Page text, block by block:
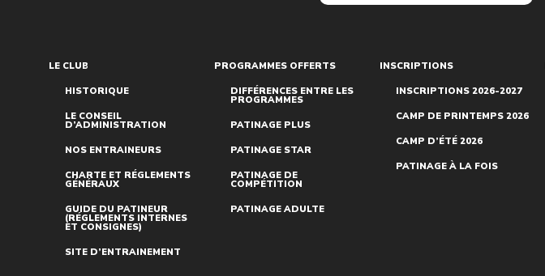
LE CLUB
HISTORIQUE
LE CONSEIL
D’ADMINISTRATION
NOS ENTRAINEURS
CHARTE ET RÉGLEMENTS
GÉNÉRAUX
GUIDE DU PATINEUR
(RÉGLEMENTS INTERNES
ET CONSIGNES)
SITE D’ENTRAINEMENT
PROGRAMMES OFFERTS
DIFFÉRENCES ENTRE LES
PROGRAMMES
PATINAGE PLUS
PATINAGE STAR
PATINAGE DE
COMPÉTITION
PATINAGE ADULTE
INSCRIPTIONS
INSCRIPTIONS 2026-2027
CAMP DE PRINTEMPS 2026
CAMP D’ÉTÉ 2026
PATINAGE À LA FOIS